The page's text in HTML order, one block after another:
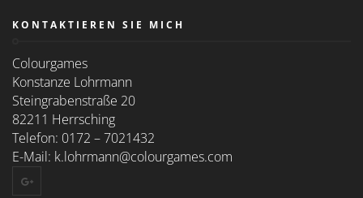
KONTAKTIEREN SIE MICH
Colourgames
Konstanze Lohrmann
Steingrabenstraße 20
82211 Herrsching
Telefon: 0172 – 7021432
E-Mail: k.lohrmann@colourgames.com